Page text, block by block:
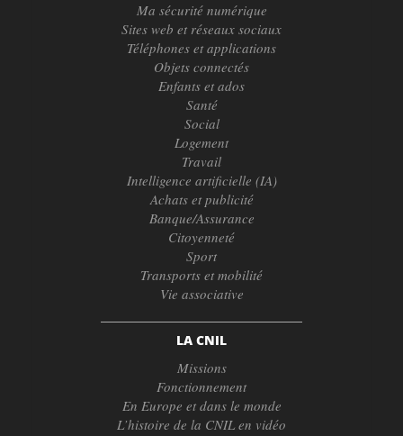
Ma sécurité numérique
Sites web et réseaux sociaux
Téléphones et applications
Objets connectés
Enfants et ados
Santé
Social
Logement
Travail
Intelligence artificielle (IA)
Achats et publicité
Banque/Assurance
Citoyenneté
Sport
Transports et mobilité
Vie associative
LA CNIL
Missions
Fonctionnement
En Europe et dans le monde
L’histoire de la CNIL en vidéo